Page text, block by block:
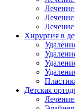
Лечение
Лечение
Хирургия в
Детская
Лечение